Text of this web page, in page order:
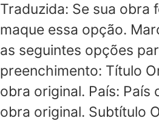
Traduzida: Se sua obra
maque essa opção.
as seguintes opções
preenchimento: Título
obra original. País: País
obra original. Subtítulo